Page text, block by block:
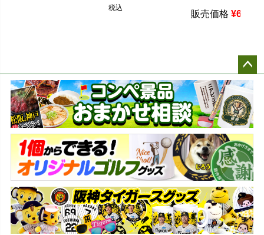
税込
販売価格 ¥660
ペー
ジト
ップ
へ